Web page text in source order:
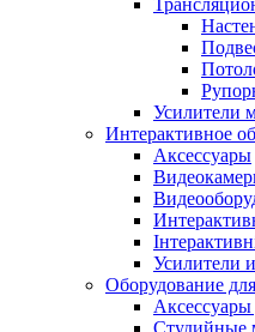
Усилители
Интерактивное
Аксессуары
Усилители
Оборудование
Аксессуары
Студийные